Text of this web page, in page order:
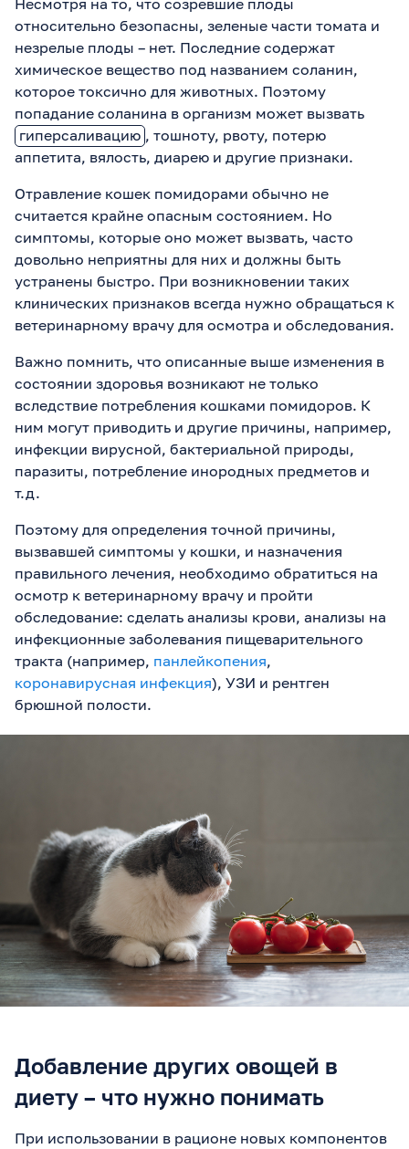
Несмотря на то, что созревшие плоды
относительно безопасны, зеленые части томата и
незрелые плоды – нет. Последние содержат
химическое вещество под названием соланин,
которое токсично для животных. Поэтому
попадание соланина в организм может вызвать
гиперсаливацию , тошноту, рвоту, потерю
аппетита, вялость, диарею и другие признаки.
Отравление кошек помидорами обычно не
считается крайне опасным состоянием. Но
симптомы, которые оно может вызвать, часто
довольно неприятны для них и должны быть
устранены быстро. При возникновении таких
клинических признаков всегда нужно обращаться к
ветеринарному врачу для осмотра и обследования.
Важно помнить, что описанные выше изменения в
состоянии здоровья возникают не только
вследствие потребления кошками помидоров. К
ним могут приводить и другие причины, например,
инфекции вирусной, бактериальной природы,
паразиты, потребление инородных предметов и
т.д.
Поэтому для определения точной причины,
вызвавшей симптомы у кошки, и назначения
правильного лечения, необходимо обратиться на
осмотр к ветеринарному врачу и пройти
обследование: сделать анализы крови, анализы на
инфекционные заболевания пищеварительного
тракта (например, панлейкопения,
коронавирусная инфекция), УЗИ и рентген
брюшной полости.
Добавление других овощей в
диету – что нужно понимать
При использовании в рационе новых компонентов